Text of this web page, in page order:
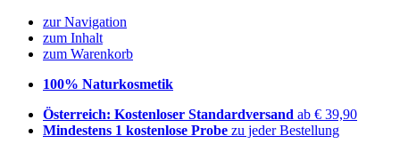
zur Navigation
zum Inhalt
zum Warenkorb
100% Naturkosmetik
Österreich: Kostenloser Standardversand ab € 39,90
Mindestens 1 kostenlose Probe zu jeder Bestellung